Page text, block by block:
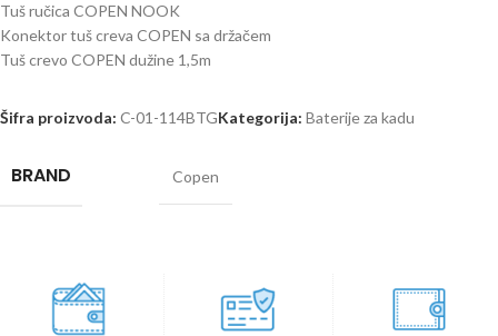
Tuš ručica COPEN NOOK
Konektor tuš creva COPEN sa držačem
Tuš crevo COPEN dužine 1,5m
Šifra proizvoda: C-01-114BTGKategorija: Baterije za kadu
BRAND Copen